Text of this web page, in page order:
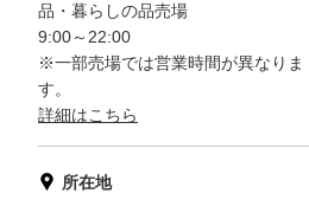
品・暮らしの品売場
9:00～22:00
※一部売場では営業時間が異なりま
す。
詳細はこちら
所在地